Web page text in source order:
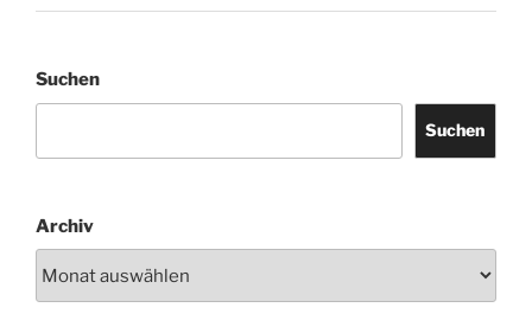
Suchen
Suchen
Archiv